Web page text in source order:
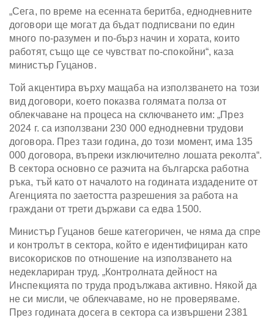
„Сега, по време на есенната беритба, еднодневните
договори ще могат да бъдат подписвани по един
много по-разумен и по-бърз начин и хората, които
работят, също ще се чувстват по-спокойни“, каза
министър Гуцанов.
Той акцентира върху мащаба на използването на този
вид договори, което показва голямата полза от
облекчаване на процеса на сключването им: „През
2024 г. са използвани 230 000 еднодневни трудови
договора. През тази година, до този момент, има 135
000 договора, въпреки изключително лошата реколта“.
В сектора основно се разчита на българска работна
ръка, тъй като от началото на годината издадените от
Агенцията по заетостта разрешения за работа на
граждани от трети държави са едва 1500.
Министър Гуцанов беше категоричен, че няма да спре
и контролът в сектора, който е идентифициран като
високорисков по отношение на използването на
недеклариран труд. „Контролната дейност на
Инспекцията по труда продължава активно. Някой да
не си мисли, че облекчаваме, но не проверяваме.
През годината досега в сектора са извършени 2381